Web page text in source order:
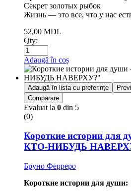
Секрет золотых рыбок
Жизнь — это все, что у нас
52,00 MDL
Qty:
Adaugă în coș
Adaugă în lista cu preferințe
Comparare
Evaluat la 0 din 5
(0)
Короткие истории
КТО-НИБУДЬ
Бруно Ферреро
Короткие истории для души: